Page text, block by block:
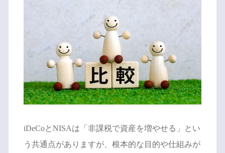
iDeCoとNISAは「非課税で資産を増やせる」とい
う共通点がありますが、根本的な目的や仕組みが